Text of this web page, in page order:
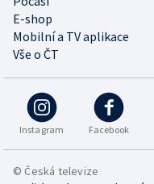
E-shop
Mobilní a TV aplikace
Vše o ČT
Instagram Facebook
© Česká televize